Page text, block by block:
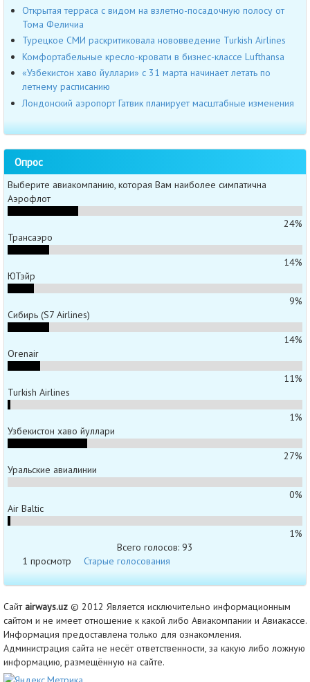
Открытая терраса с видом на взлетно-посадочную полосу от
Тома Феличиа
Турецкое СМИ раскритиковала нововведение Turkish Airlines
Комфортабельные кресло-кровати в бизнес-классе Lufthansa
«Узбекистон хаво йуллари» с 31 марта начинает летать по
летнему расписанию
Лондонский аэропорт Гатвик планирует масштабные изменения
Опрос
Выберите авиакомпанию, которая Вам наиболее симпатична
Аэрофлот
24%
Трансаэро
14%
ЮТэйр
9%
Сибирь (S7 Airlines)
14%
Orenair
11%
Turkish Airlines
1%
Узбекистон хаво йуллари
27%
Уральские авиалинии
0%
Air Baltic
1%
Всего голосов: 93
1 просмотр
Старые голосования
Сайтairways.uz © 2012 Является исключительно информационным
сайтом и не имеет отношение к какой либо Авиакомпании и Авиакассе.
Информация предоставлена только для ознакомления.
Администрация сайта не несёт ответственности, за какую либо ложную
информацию, размещённую на сайте.